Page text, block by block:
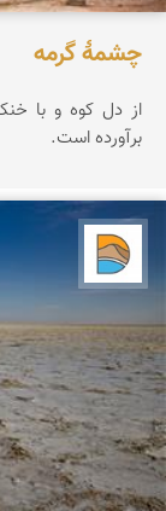
چشمۀ گرمه
از دل کوه و با
برآورده است.